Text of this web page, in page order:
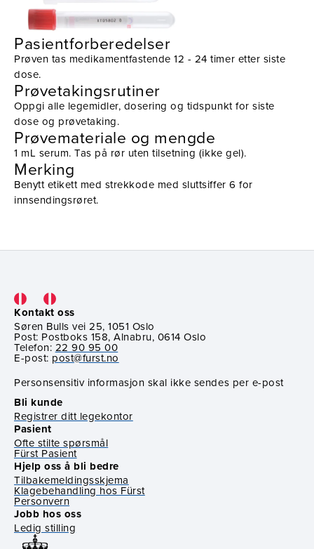
Pasientforberedelser
Prøven tas medikamentfastende 12 - 24 timer etter siste
dose.
Prøvetakingsrutiner
Oppgi alle legemidler, dosering og tidspunkt for siste
dose og prøvetaking.
Prøvemateriale og mengde
1 mL serum. Tas på rør uten tilsetning (ikke gel).
Merking
Benytt etikett med strekkode med sluttsiffer 6 for
innsendingsrøret.
Kontakt oss
Søren Bulls vei 25, 1051 Oslo
Post: Postboks 158, Alnabru, 0614 Oslo
Telefon: 22 90 95 00
E-post: post@furst.no
Personsensitiv informasjon skal ikke sendes per e-post
Bli kunde
Registrer ditt legekontor
Pasient
Ofte stilte spørsmål
Fürst Pasient
Hjelp oss å bli bedre
Tilbakemeldingsskjema
Klagebehandling hos Fürst
Personvern
Jobb hos oss
Ledig stilling